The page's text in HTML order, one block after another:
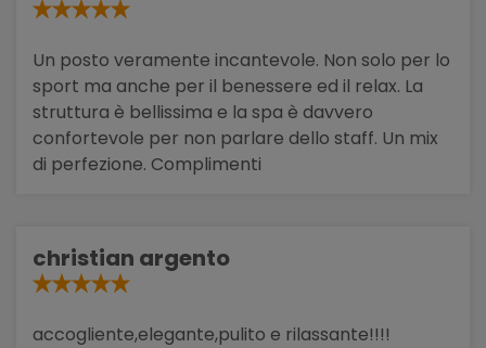
Un posto veramente incantevole. Non solo per lo
sport ma anche per il benessere ed il relax. La
struttura è bellissima e la spa è davvero
confortevole per non parlare dello staff. Un mix
di perfezione. Complimenti
christian argento
accogliente,elegante,pulito e rilassante!!!!